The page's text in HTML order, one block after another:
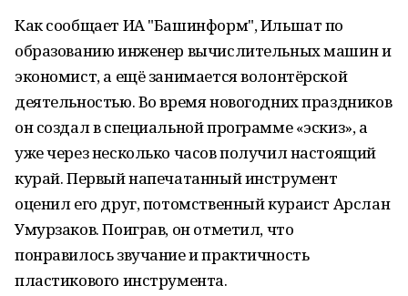
Как сообщает ИА "Башинформ", Ильшат по
образованию инженер вычислительных машин и
экономист, а ещё занимается волонтёрской
деятельностью. Во время новогодних праздников
он создал в специальной программе «эскиз», а
уже через несколько часов получил настоящий
курай. Первый напечатанный инструмент
оценил его друг, потомственный кураист Арслан
Умурзаков. Поиграв, он отметил, что
понравилось звучание и практичность
пластикового инструмента.